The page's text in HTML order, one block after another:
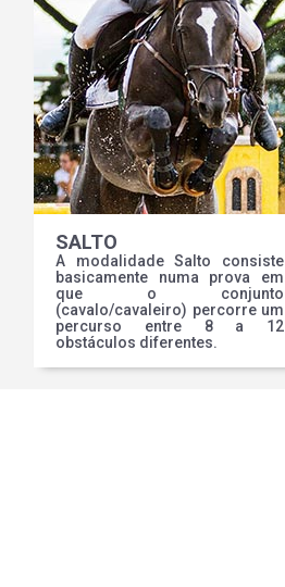
SALTO
A modalidade Salto consiste
basicamente numa prova em
que o conjunto
(cavalo/cavaleiro) percorre um
percurso entre 8 a 12
obstáculos diferentes.